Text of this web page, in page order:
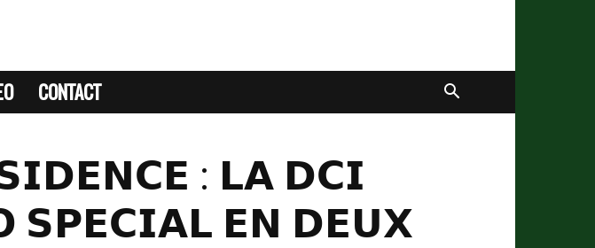
CONTACT
: 𝗟𝗔 𝗗𝗖𝗜
𝗦𝗣𝗘𝗖𝗜𝗔𝗟 𝗘𝗡 𝗗𝗘𝗨𝗫